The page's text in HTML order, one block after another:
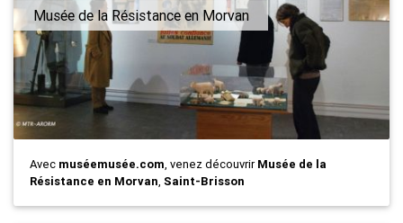
Musée de la Résistance en Morvan
Avec muséemusée.com, venez découvrirMusée de la
Résistance en Morvan, Saint-Brisson